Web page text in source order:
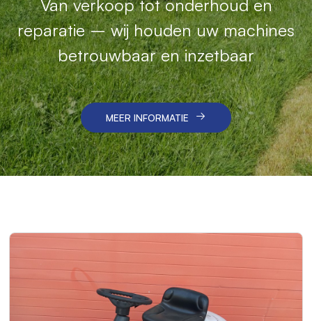
Van verkoop tot onderhoud en
reparatie – wij houden uw machines
betrouwbaar en inzetbaar
MEER INFORMATIE
Betrouwbare machines en vakkundige
service voor een schoon en efficiënt
resultaat.
MEER INFORMATIE
Met onze robotmaaiers geniet u van
gemak, precisie en professioneel
onderhoud.
MEER INFORMATIE